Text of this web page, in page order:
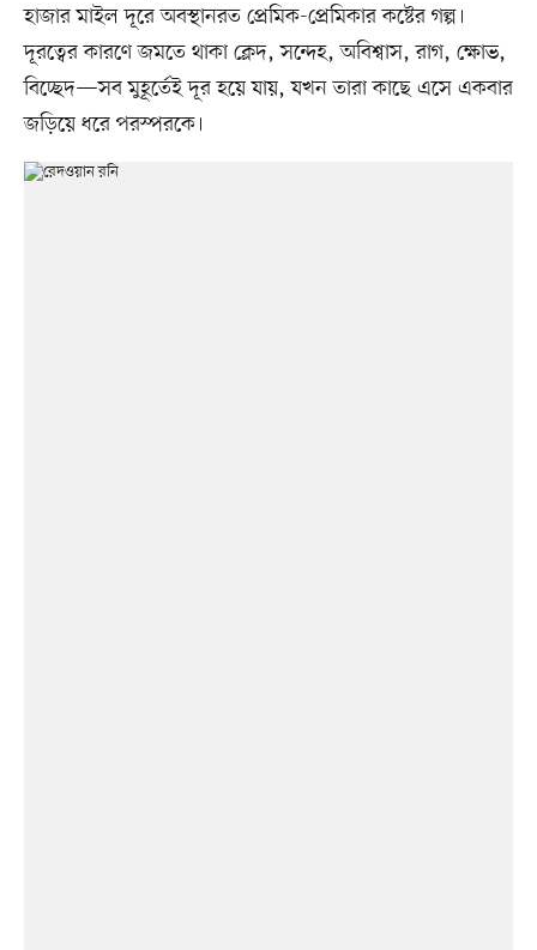
হাজার মাইল দূরে অবস্থানরত প্রেমিক-প্রেমিকার কষ্টের গল্প।
দূরত্বের কারণে জমতে থাকা ক্লেদ, সন্দেহ, অবিশ্বাস, রাগ, ক্ষোভ,
বিচ্ছেদ—সব মুহূর্তেই দূর হয়ে যায়, যখন তারা কাছে এসে একবার
জড়িয়ে ধরে পরস্পরকে।